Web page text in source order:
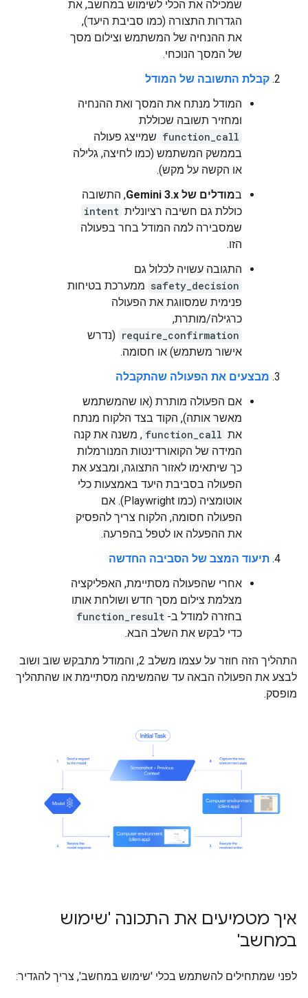
שמכילה את הכלי לשימוש במחשב, את
הגדרות התצורה (כמו סביבת היעד),
את ההנחיה של המשתמש וצילום מסך
של המסך הנוכחי.
קבלת התשובה של המודל
המודל מנתח את המסך ואת ההנחיה
ומחזיר תשובה שכוללת
function_call שמייצג פעולה
בממשק המשתמש (כמו לחיצה, גלילה
או הקשה על מקש).
במודלים של Gemini 3.x
, התשובה
כוללת גם חשיבה רציונלית intent
שמסבירה למה המודל בחר בפעולה
הזו.
התגובה עשויה לכלול גם
safety_decision ממערכת בטיחות
פנימית שמסווגת את הפעולה
כרגילה/מותרת,
require_confirmation (נדרש
אישור משתמש) או חסומה.
מבצעים את הפעולה שהתקבלה
אם הפעולה מותרת (או שהמשתמש
מאשר אותה), הקוד בצד הלקוח מנתח
את function_call , משנה את קנה
המידה של הקואורדינטות המנורמלות
כך שיתאימו לאזור התצוגה, ומבצע את
הפעולה בסביבת היעד באמצעות כלי
אוטומציה (כמו Playwright). אם
הפעולה חסומה, הלקוח צריך להפסיק
את ההפעלה או לטפל בהפרעה.
תיעוד המצב של הסביבה החדשה
אחרי שהפעולה מסתיימת, האפליקציה
מצלמת צילום מסך חדש ושולחת אותו
בחזרה למודל ב- function_result
כדי לבקש את השלב הבא.
התהליך הזה חוזר על עצמו משלב 2, והמודל מתבקש שוב ושוב
לבצע את הפעולה הבאה עד שהמשימה מסתיימת או שהתהליך
מופסק.
איך מטמיעים את התכונה 'שימוש
במחשב'
לפני שמתחילים להשתמש בכלי 'שימוש במחשב', צריך להגדיר: